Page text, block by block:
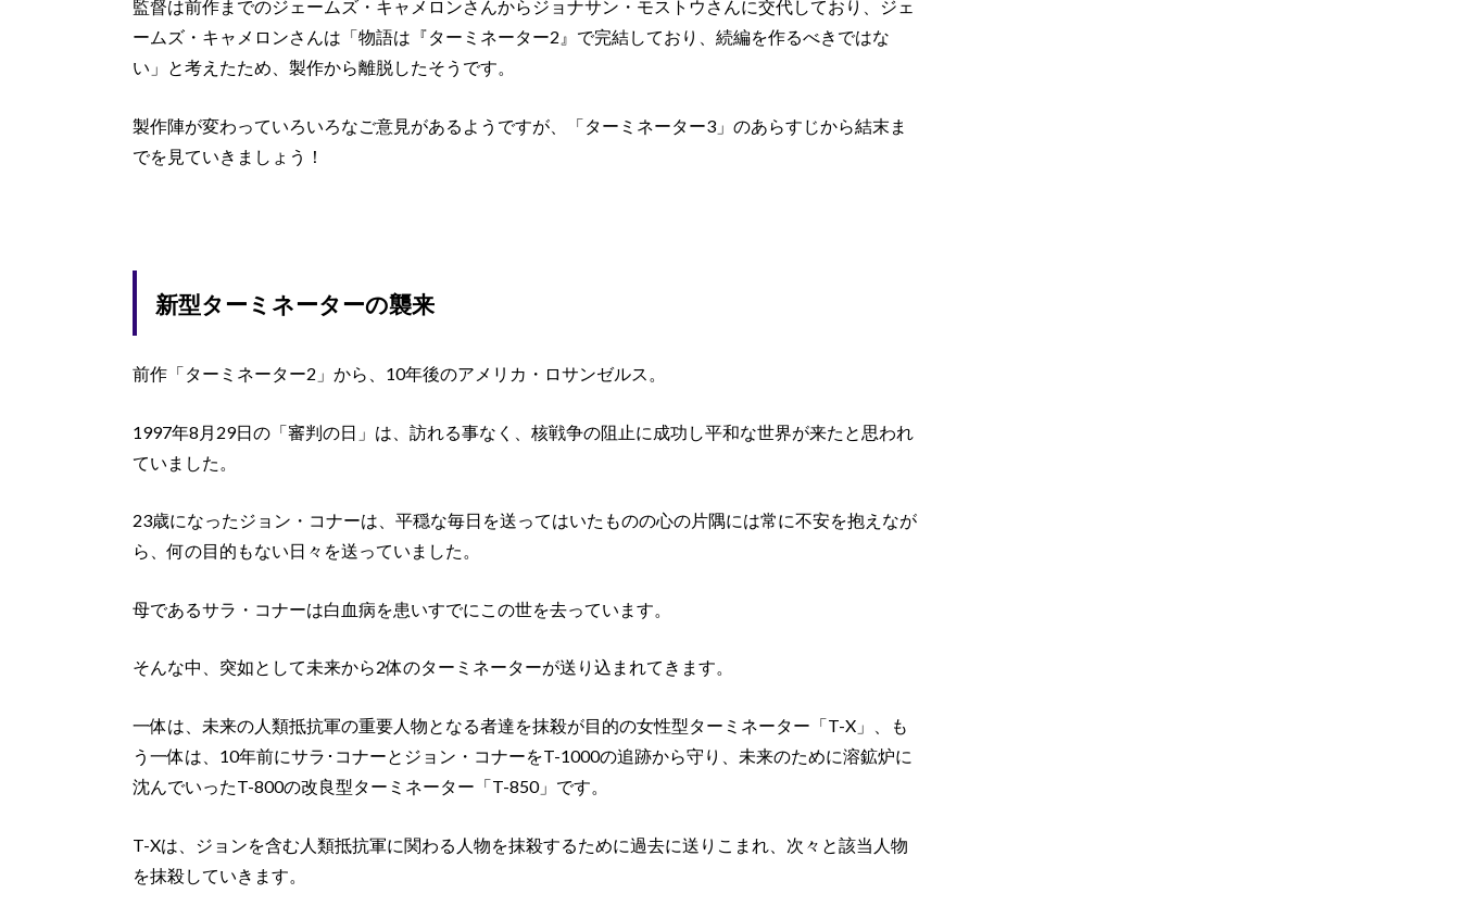
監督は前作までのジェームズ・キャメロンさんからジョナサン・モストウさんに交代しており、ジェ
ームズ・キャメロンさんは「物語は『ターミネーター2』で完結しており、続編を作るべきではな
い」と考えたため、製作から離脱したそうです。
製作陣が変わっていろいろなご意見があるようですが、「ターミネーター3」のあらすじから結末ま
でを見ていきましょう！
新型ターミネーターの襲来
前作「ターミネーター2」から、10年後のアメリカ・ロサンゼルス。
1997年8月29日の「審判の日」は、訪れる事なく、核戦争の阻止に成功し平和な世界が来たと思われ
ていました。
23歳になったジョン・コナーは、平穏な毎日を送ってはいたものの心の片隅には常に不安を抱えなが
ら、何の目的もない日々を送っていました。
母であるサラ・コナーは白血病を患いすでにこの世を去っています。
そんな中、突如として未来から2体のターミネーターが送り込まれてきます。
一体は、未来の人類抵抗軍の重要人物となる者達を抹殺が目的の女性型ターミネーター「T-X」、も
う一体は、10年前にサラ･コナーとジョン・コナーをT-1000の追跡から守り、未来のために溶鉱炉に
沈んでいったT-800の改良型ターミネーター「T-850」です。
T-Xは、ジョンを含む人類抵抗軍に関わる人物を抹殺するために過去に送りこまれ、次々と該当人物
を抹殺していきます。